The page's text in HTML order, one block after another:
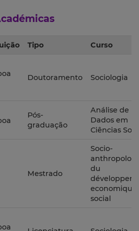
Tipo Curso
Doutoramento Sociologia
Pós-
graduação
Análise de
Dados em
Ciências
Mestrado
Socio-
du
economique
social